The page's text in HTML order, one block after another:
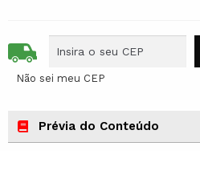
Não sei meu CEP
Prévia do Conteúdo